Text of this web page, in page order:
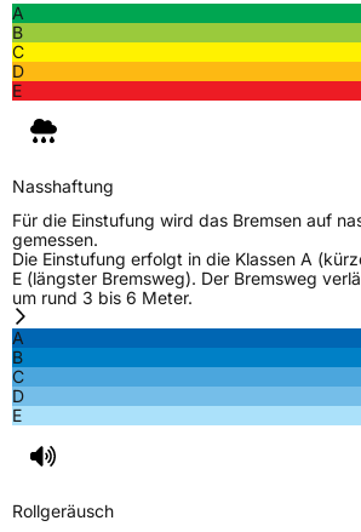
A
B
C
D
E
Nasshaftung
Für die Einstufung wird das Bremsen auf
gemessen.
Die Einstufung erfolgt in die Klassen A
E (längster Bremsweg). Der Bremsweg
um rund 3 bis 6 Meter.
A
B
C
D
E
Rollgeräusch